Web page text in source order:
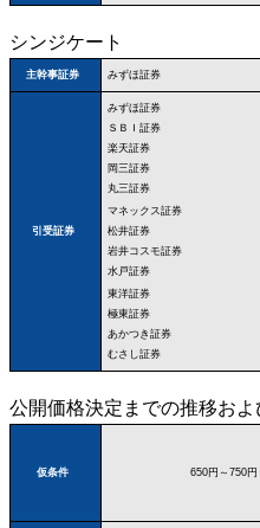
シンジケート
主幹事証券 みずほ証券
引受証券
みずほ証券
ＳＢＩ証券
楽天証券
岡三証券
丸三証券
マネックス証券
松井証券
岩井コスモ証券
水戸証券
東洋証券
極東証券
あかつき証券
むさし証券
公開価格決定までの推移お
仮条件 650円～750円